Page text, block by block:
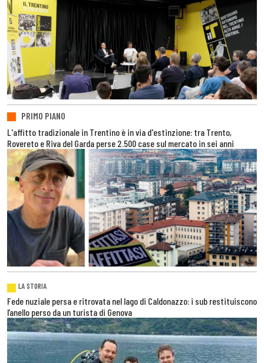
PRIMO PIANO
L'affitto tradizionale in Trentino è in via d'estinzione: tra Trento,
Rovereto e Riva del Garda perse 2.500 case sul mercato in sei anni
LA STORIA
Fede nuziale persa e ritrovata nel lago di Caldonazzo: i sub restituiscono
l’anello perso da un turista di Genova